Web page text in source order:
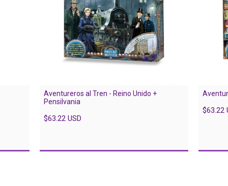
Aventureros al Tren - Reino Unido +
Pensilvania
$63.22 USD
$63.22